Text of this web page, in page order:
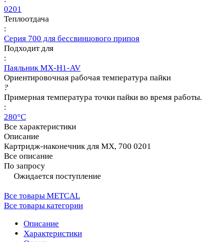
0201
Теплоотдача
:
Серия 700 для бессвинцового припоя
Подходит для
:
Паяльник MX-H1-AV
Ориентировочная рабочая температура пайки
?
Примерная температура точки пайки во время работы.
:
280°C
Все характеристики
Описание
Картридж-наконечник для MX, 700 0201
Все описание
По запросу
Ожидается поступление
Все товары METCAL
Все товары категории
Описание
Характеристики